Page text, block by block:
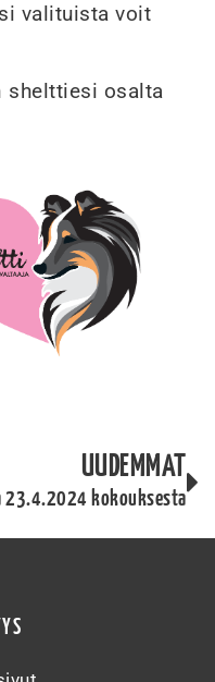
valituista voit
shelttiesi osalta
UUDEMMAT
23.4.2024 kokouksesta